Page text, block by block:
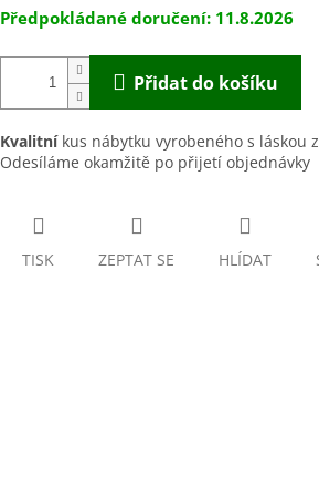
11.8.2026
Přidat do košíku
Kvalitníkus nábytku vyrobeného s láskou
Odesíláme okamžitě po přijetí objednávky
TISK ZEPTAT SE HLÍDAT